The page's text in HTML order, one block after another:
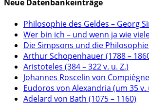
Neue Datenbankeinträge
Philosophie des Geldes – Georg
Wer bin ich – und wenn ja wie
Die Simpsons und die
Arthur Schopenhauer (1788 –
Aristoteles (384 – 322 v. u. Z.)
Johannes Roscelin von
Eudoros von Alexandria (um 35 v.
Adelard von Bath (1075 – 1160)